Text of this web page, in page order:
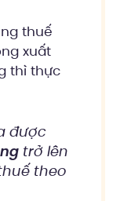
thuế
xuất
thì thực
được
trở lên
theo